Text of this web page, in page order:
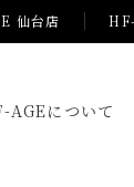
仙台店
AGEについて